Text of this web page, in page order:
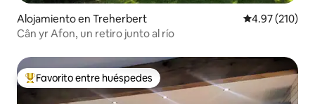
Alojamiento en Treherbert Calificación
4.97 (210)
Cân yr Afon, un retiro junto al río
Favorito entre huéspedes preferido
Favorito entre huéspedes